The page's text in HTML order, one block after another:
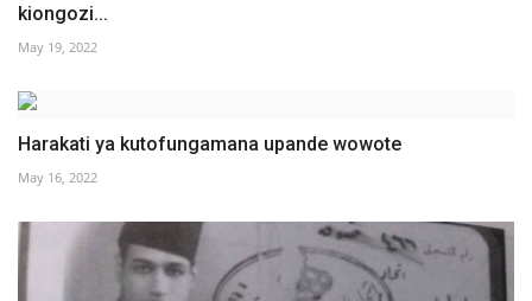
kiongozi...
May 19, 2022
Harakati ya kutofungamana upande wowote
May 16, 2022